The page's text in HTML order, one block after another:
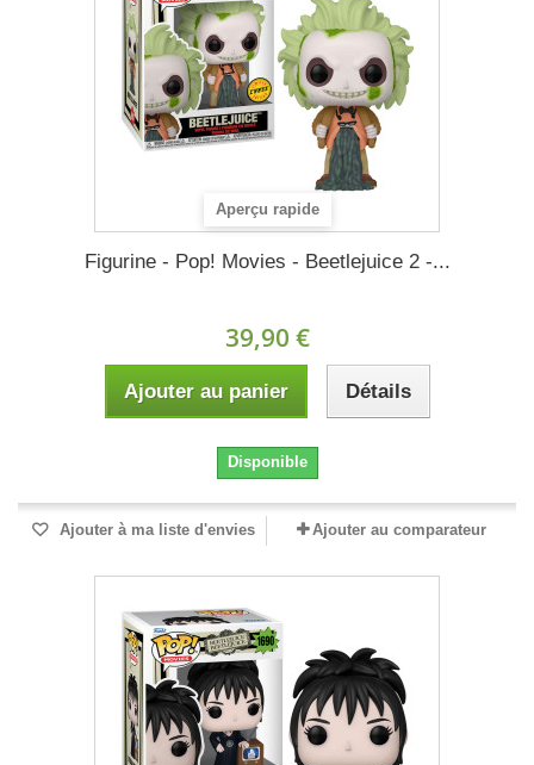
Aperçu rapide
Figurine - Pop! Movies - Beetlejuice 2 -...
39,90 €
Ajouter au panier Détails
Disponible
Ajouter à ma liste d'envies Ajouter au comparateur